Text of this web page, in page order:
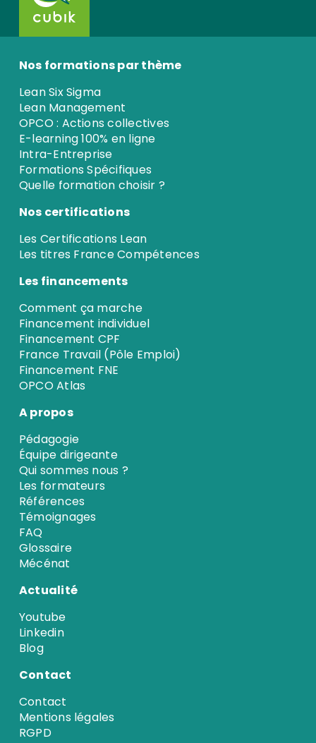
Nos formations par thème
Lean Six Sigma
Lean Management
OPCO : Actions collectives
E-learning 100% en ligne
Intra-Entreprise
Formations Spécifiques
Quelle formation choisir ?
Nos certifications
Les Certifications Lean
Les titres France Compétences
Les financements
Comment ça marche
Financement individuel
Financement CPF
France Travail (Pôle Emploi)
Financement FNE
OPCO Atlas
A propos
Pédagogie
Équipe dirigeante
Qui sommes nous ?
Les formateurs
Références
Témoignages
FAQ
Glossaire
Mécénat
Actualité
Youtube
Linkedin
Blog
Contact
Contact
Mentions légales
RGPD